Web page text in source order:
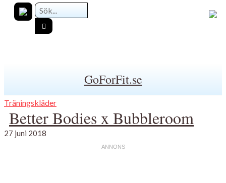
GoForFit.se
Träningskläder
Better Bodies x Bubbleroom
27 juni 2018